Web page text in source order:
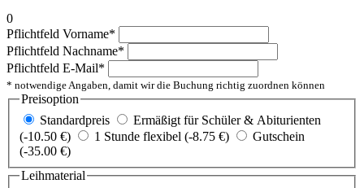
0
Pflichtfeld Vorname*
Pflichtfeld Nachname*
Pflichtfeld E-Mail*
* notwendige Angaben, damit wir die Buchung richtig zuordnen können
Preisoption
Standardpreis
Ermäßigt für Schüler & Abiturienten
(-10.50 €)
1 Stunde flexibel (-8.75 €)
Gutschein
(-35.00 €)
Leihmaterial